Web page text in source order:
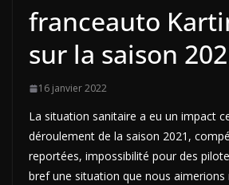
franceauto
sur la saison
16 janvier 2022
La situation sanitaire a eu un impact
déroulement de la saison 2021,
reportées, impossibilité pour des
bref une situation que nous aimerions